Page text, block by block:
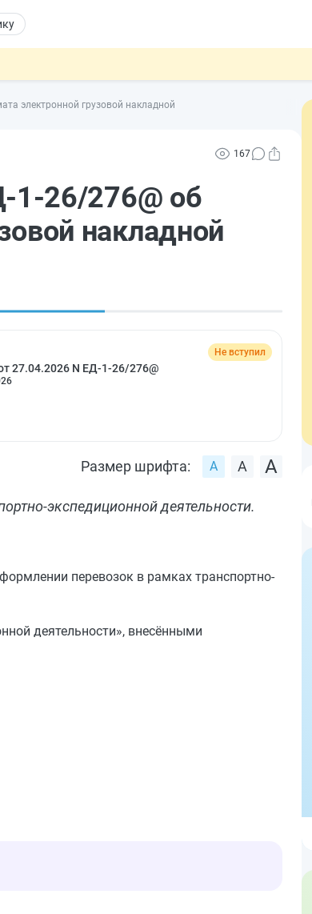
электронной грузовой накладной
167
1-26/276@ об
накладной
Не вступил
27.04.2026 N ЕД-1-26/276@
Размер шрифта:
экспедиционной деятельности.
перевозок в рамках транспортно-
деятельности», внесёнными